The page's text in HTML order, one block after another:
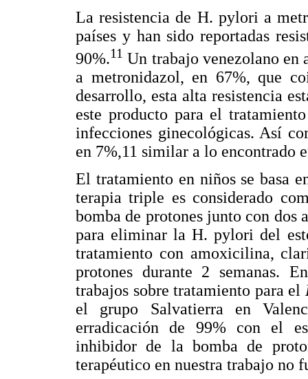
La resistencia de H. pylori a
países y han sido reportadas
90%.11 Un trabajo venezolano en
a metronidazol, en 67%, que
desarrollo, esta alta resistencia
este producto para el
infecciones ginecológicas. Así
en 7%,11 similar a lo encontrado
El tratamiento en niños se basa
terapia triple es considerado
bomba de protones junto con
para eliminar la H. pylori del
tratamiento con amoxicilina,
protones durante 2 semanas.
trabajos sobre tratamiento para el
el grupo Salvatierra en
erradicación de 99% con el
inhibidor de la bomba de
terapéutico en nuestra trabajo no